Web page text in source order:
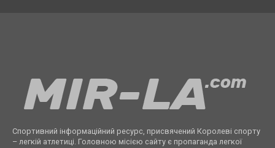
Спортивний інформаційний ресурс, присвячений Королеві спорту
– легкій атлетиці. Головною місією сайту є пропаганда легкої